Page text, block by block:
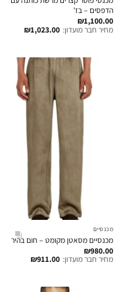
הדפסים – בז'
₪1,100.00
מחיר חבר מועדון: ₪1,023.00
מכנסיים
מכנסיים מסאטן מקומט – חום בהיר
₪980.00
מחיר חבר מועדון: ₪911.00